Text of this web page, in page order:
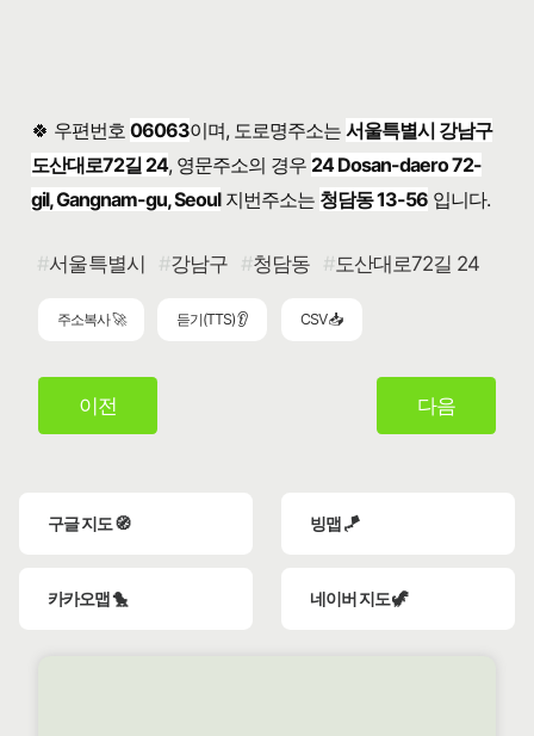
🍀 우편번호 06063이며, 도로명주소는서울특별시 강남구
도산대로72길 24, 영문주소의 경우 24 Dosan-daero 72-
gil, Gangnam-gu, Seoul지번주소는 청담동 13-56 입니다.
서울특별시 강남구 청담동 도산대로72길 24
주소복사 🚀 듣기(TTS) 👂 CSV 📥
이전 다음
구글 지도 🧭 빙맵 🪁
카카오맵 🐤 네이버 지도 🦖